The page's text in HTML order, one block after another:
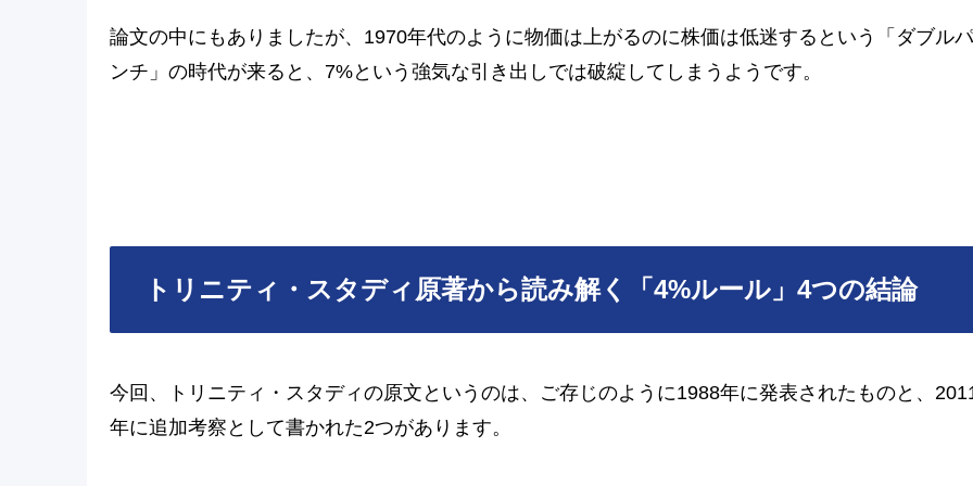
論文の中にもありましたが、1970年代のように物価は上がるのに株価は低迷するという「ダブルパ
ンチ」の時代が来ると、7%という強気な引き出しでは破綻してしまうようです。
トリニティ・スタディ原著から読み解く「4%ルール」4つの結論
今回、トリニティ・スタディの原文というのは、ご存じのように1988年に発表されたものと、
年に追加考察として書かれた2つがあります。